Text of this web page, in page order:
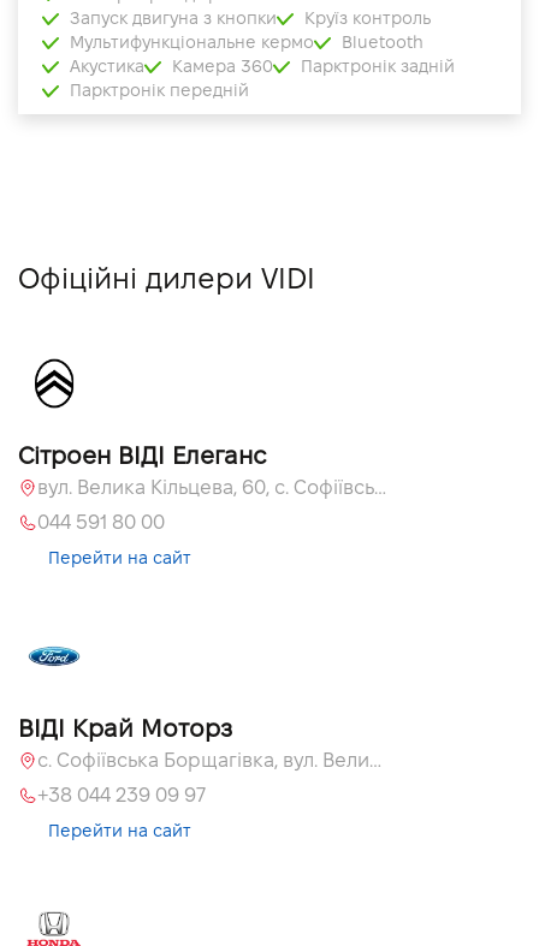
Запуск двигуна з кнопки
Круїз контроль
Мультифункціональне кермо
Bluetooth
Акустика
Камера 360
Парктронік задній
Парктронік передній
Офіційні дилери VIDI
Сітроен ВІДІ Елеганс
вул. Велика Кільцева, 60, с. Софіївська Борщагівка, Київська обл., 08131
044 591 80 00
Перейти на сайт
ВІДІ Край Моторз
с. Софіївська Борщагівка, вул. Велика Кільцева, 60а
+38 044 239 09 97
Перейти на сайт